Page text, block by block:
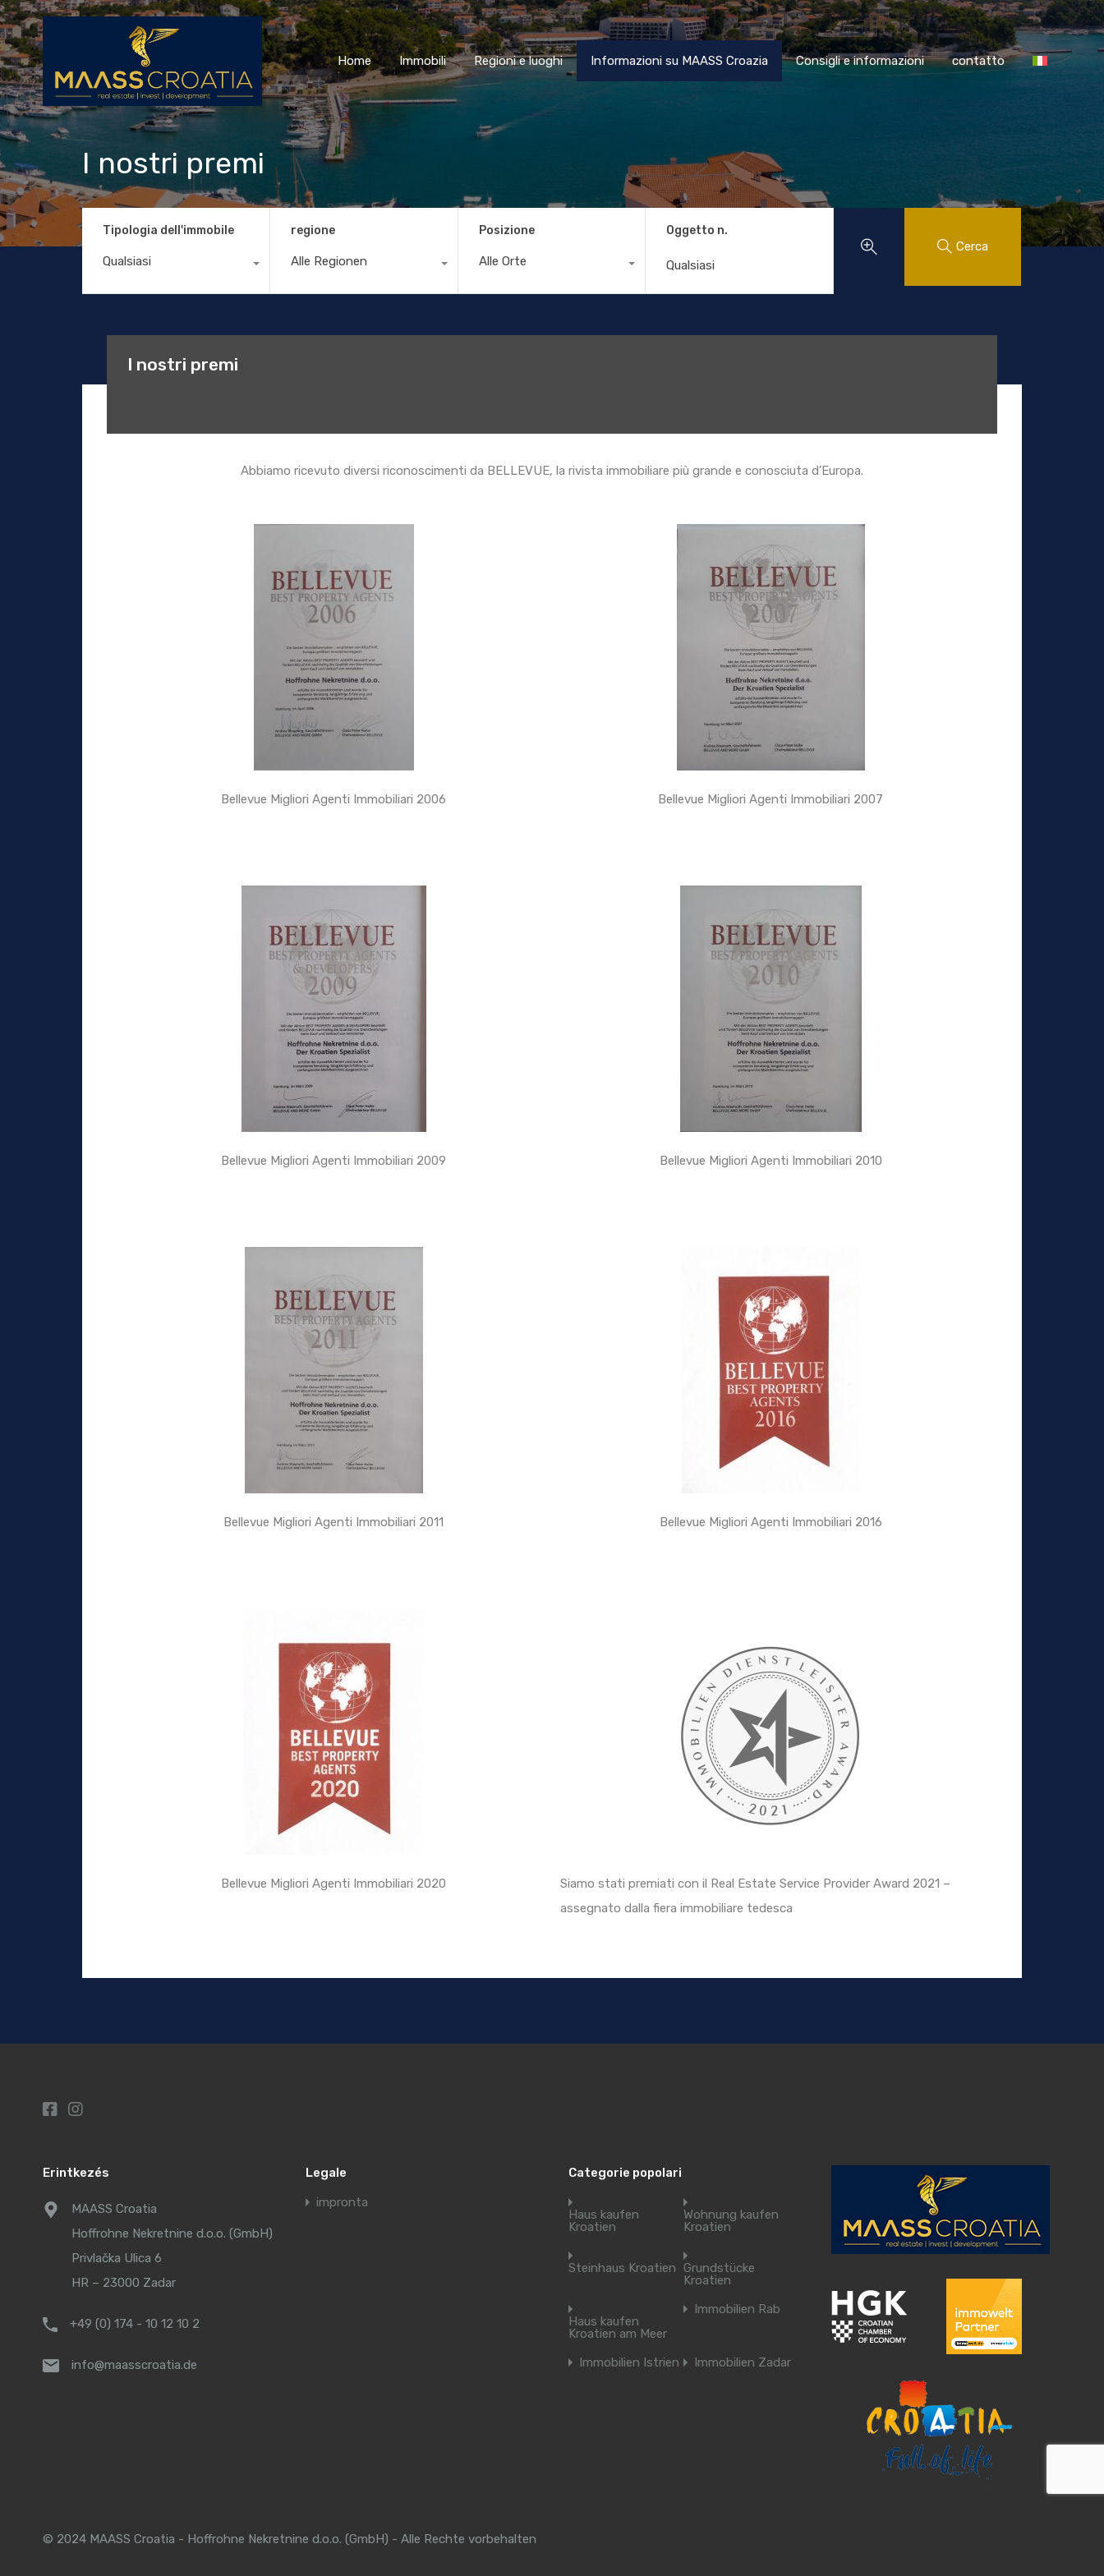
Home Immobili Regioni e luoghi Informazioni su MAASS Croazia Consigli e informazioni contatto
Home Immobili Regioni e luoghi Informazioni su MAASS Croazia Consigli e informazioni contatto
I nostri premi
Tipologia dell'immobile
Qualsiasi
regione
Alle Regionen
Posizione
Alle Orte
Oggetto n.
Cerca
I nostri premi
Abbiamo ricevuto diversi riconoscimenti da BELLEVUE, la rivista immobiliare più grande e conosciuta d’Europa.
Bellevue Migliori Agenti Immobiliari 2006 Bellevue Migliori Agenti Immobiliari 2007
Bellevue Migliori Agenti Immobiliari 2009 Bellevue Migliori Agenti Immobiliari 2010
Bellevue Migliori Agenti Immobiliari 2011 Bellevue Migliori Agenti Immobiliari 2016
Bellevue Migliori Agenti Immobiliari 2020
Siamo stati premiati con il Real Estate Service Provider Award 2021 –
assegnato dalla fiera immobiliare tedesca
Erintkezés
MAASS Croatia
Hoffrohne Nekretnine d.o.o. (GmbH)
Privlačka Ulica 6
HR – 23000 Zadar
+49 (0) 174 - 10 12 10 2
info@maasscroatia.de
Legale
impronta
Categorie popolari
Haus kaufen
Kroatien
Wohnung kaufen
Kroatien
Steinhaus Kroatien
Grundstücke
Kroatien
Haus kaufen
Kroatien am Meer
Immobilien Rab
Immobilien Istrien Immobilien Zadar
© 2024 MAASS Croatia - Hoffrohne Nekretnine d.o.o. (GmbH) - Alle Rechte vorbehalten